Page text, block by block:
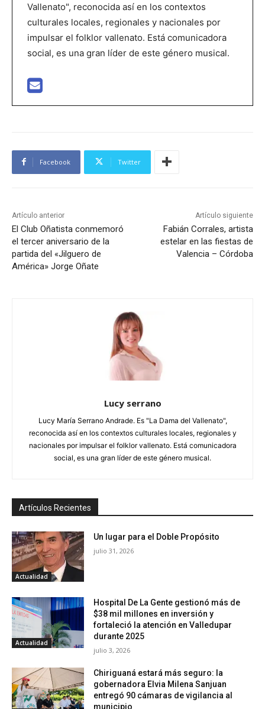
Vallenato", reconocida así en los contextos
culturales locales, regionales y nacionales por
impulsar el folklor vallenato. Está comunicadora
social, es una gran líder de este género musical.
Facebook Twitter
Artículo anterior
El Club Oñatista conmemoró
el tercer aniversario de la
partida del «Jilguero de
América» Jorge Oñate
Artículo siguiente
Fabián Corrales, artista
estelar en las fiestas de
Valencia – Córdoba
Lucy serrano
Lucy María Serrano Andrade. Es "La Dama del Vallenato",
reconocida así en los contextos culturales locales, regionales y
nacionales por impulsar el folklor vallenato. Está comunicadora
social, es una gran líder de este género musical.
Artículos Recientes
Actualidad
Un lugar para el Doble Propósito
julio 31, 2026
Actualidad
Hospital De La Gente gestionó más de
$38 mil millones en inversión y
fortaleció la atención en Valledupar
durante 2025
julio 3, 2026
Chiriguaná estará más seguro: la
gobernadora Elvia Milena Sanjuan
entregó 90 cámaras de vigilancia al
municipio